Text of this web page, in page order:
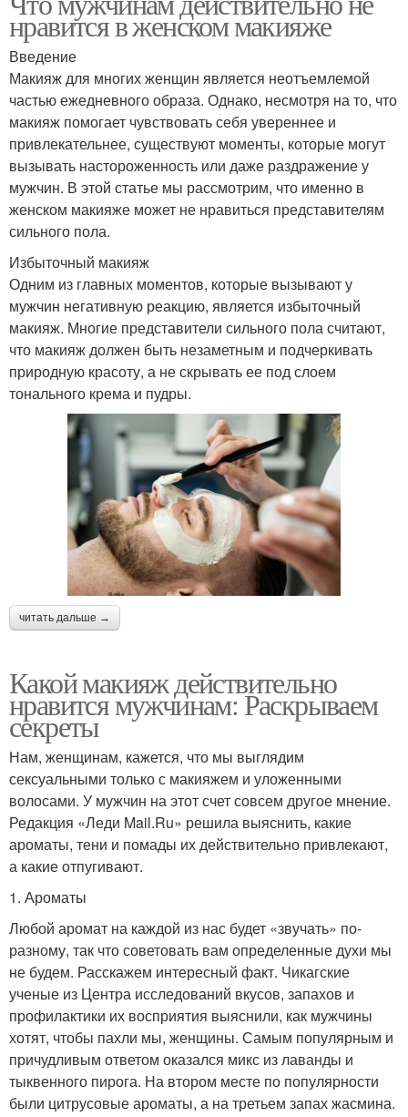
нравится в женском макияже
Введение
Макияж для многих женщин является неотъемлемой
частью ежедневного образа. Однако, несмотря на то, что
макияж помогает чувствовать себя увереннее и
привлекательнее, существуют моменты, которые могут
вызывать настороженность или даже раздражение у
мужчин. В этой статье мы рассмотрим, что именно в
женском макияже может не нравиться представителям
сильного пола.
Избыточный макияж
Одним из главных моментов, которые вызывают у
мужчин негативную реакцию, является избыточный
макияж. Многие представители сильного пола считают,
что макияж должен быть незаметным и подчеркивать
природную красоту, а не скрывать ее под слоем
тонального крема и пудры.
читать дальше →
Какой макияж действительно
нравится мужчинам: Раскрываем
секреты
Нам, женщинам, кажется, что мы выглядим
сексуальными только с макияжем и уложенными
волосами. У мужчин на этот счет совсем другое мнение.
Редакция «Леди Mail.Ru» решила выяснить, какие
ароматы, тени и помады их действительно привлекают,
а какие отпугивают.
1. Ароматы
Любой аромат на каждой из нас будет «звучать» по-
разному, так что советовать вам определенные духи мы
не будем. Расскажем интересный факт. Чикагские
ученые из Центра исследований вкусов, запахов и
профилактики их восприятия выяснили, как мужчины
хотят, чтобы пахли мы, женщины. Самым популярным и
причудливым ответом оказался микс из лаванды и
тыквенного пирога. На втором месте по популярности
были цитрусовые ароматы, а на третьем запах жасмина.